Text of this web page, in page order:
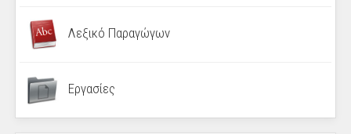
Λεξικό Παραγώγων
Εργασίες